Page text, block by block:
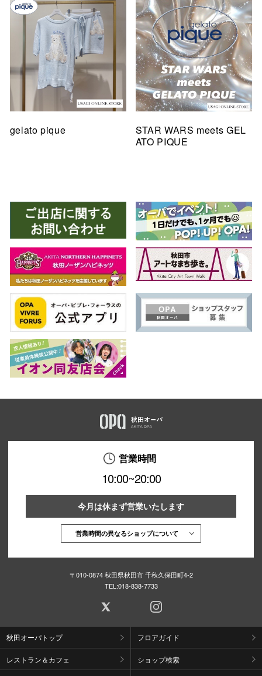
gelato pique
STAR WARS meets GEL
ATO PIQUE
営業時間
10:00~20:00
今月は休まず営業いたします
営業時間の異なるショップについて
〒010-0874 秋田県秋田市 千秋久保田町4-2
TEL:018-838-7733
秋田オーパトップ フロアガイド
レストラン＆カフェ ショップ検索